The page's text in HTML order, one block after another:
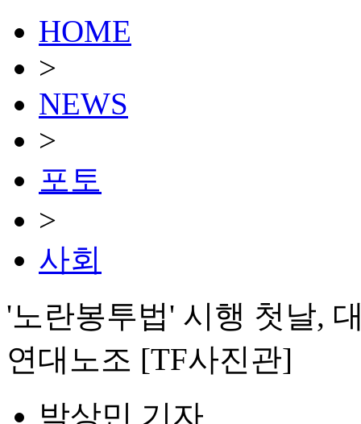
HOME
>
NEWS
>
포토
>
사회
'노란봉투법' 시행 첫날,
연대노조 [TF사진관]
박상민 기자